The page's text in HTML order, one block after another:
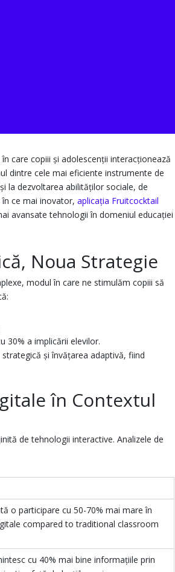
care copiii și adolescenții interacționează
dintre cele mai eficiente instrumente de
la dezvoltarea abilităților sociale, de
ce mai inovator, aplicația Fruitcocktail
avansate tehnologii în domeniul educației
Noua Strategie
modul în care ne stimulăm copiii să
30% a implicării elevilor.
și învățarea adaptivă, fiind
în Contextul
de tehnologii interactive. Analizele de
o participare cu 50-70% mai mare în
compared to traditional classroom
cu 40% mai bine informațiile prin